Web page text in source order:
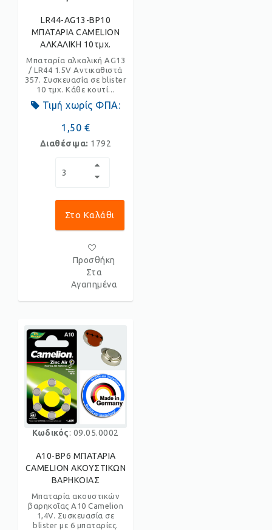
LR44-AG13-BP10
ΜΠΑΤΑΡΙΑ CAMELION
ΑΛΚΑΛΙΚΗ 10τμχ.
Μπαταρία αλκαλική AG13
/ LR44 1.5V Αντικαθιστά
357. Συσκευασία σε blister
10 τμχ. Κάθε κουτί...
Τιμή χωρίς ΦΠΑ:
1,50 €
Διαθέσιμα: 1792
Στο Καλάθι
Προσθήκη
Στα
Αγαπημένα
Κωδικός: 09.05.0002
A10-BP6 ΜΠΑΤΑΡΙΑ
CAMELION ΑΚΟΥΣΤΙΚΩΝ
ΒΑΡΗΚΟΙΑΣ
Μπαταρία ακουστικών
βαρηκοΐας A10 Camelion
1,4V. Συσκευασία σε
blister με 6 μπαταρίες.